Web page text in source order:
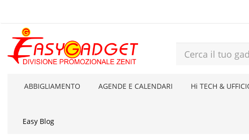
ABBIGLIAMENTO AGENDE E CALENDARI Hi TECH &
Easy Blog